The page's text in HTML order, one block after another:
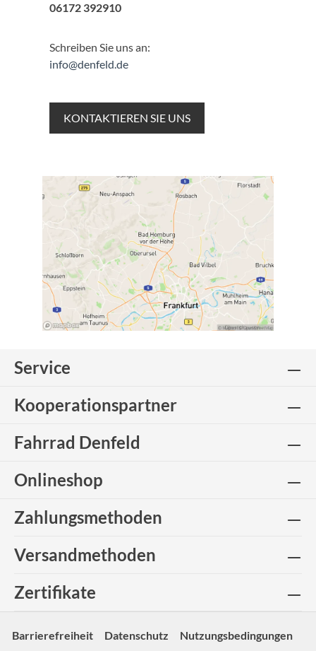
06172 392910
Schreiben Sie uns an:
info@denfeld.de
KONTAKTIEREN SIE UNS
Service
Kooperationspartner
Fahrrad Denfeld
Onlineshop
Zahlungsmethoden
Versandmethoden
Zertifikate
Barrierefreiheit Datenschutz
Nutzungsbedingungen